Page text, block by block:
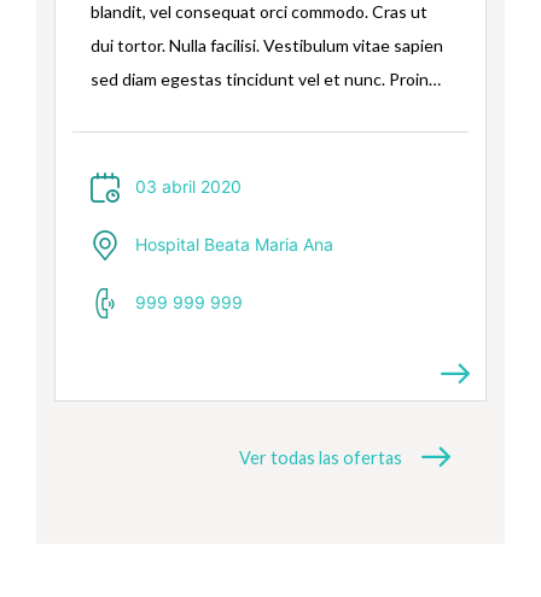
blandit, vel consequat orci commodo. Cras ut
dui tortor. Nulla facilisi. Vestibulum vitae sapien
sed diam egestas tincidunt vel et nunc. Proin
ullamcorper a in diam. In quis interdum ante.
03 abril 2020
Hospital Beata Maria Ana
999 999 999
Ver todas las ofertas